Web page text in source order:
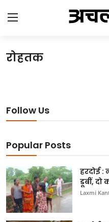
Login
Gallery
झारखंड
छत्तीसगढ़
रोहतक
Follow Us
Popular Posts
हरदोई :
डूबीं, दो
Laxmi